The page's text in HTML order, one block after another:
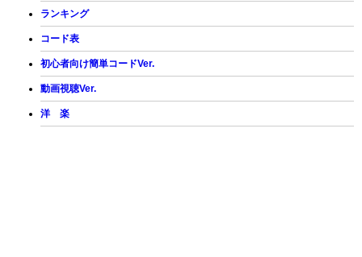
ランキング
コード表
初心者向け簡単コードVer.
動画視聴Ver.
洋 楽